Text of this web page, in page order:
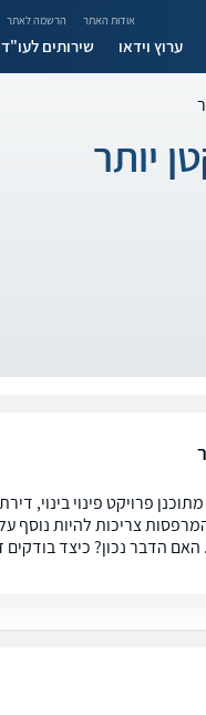
אודות האתר הרשמה לאתר
ערוץ וידאו שירותים לעו"ד
יותר
שתי מרפסות. במבנה מתוכנן פרויקט